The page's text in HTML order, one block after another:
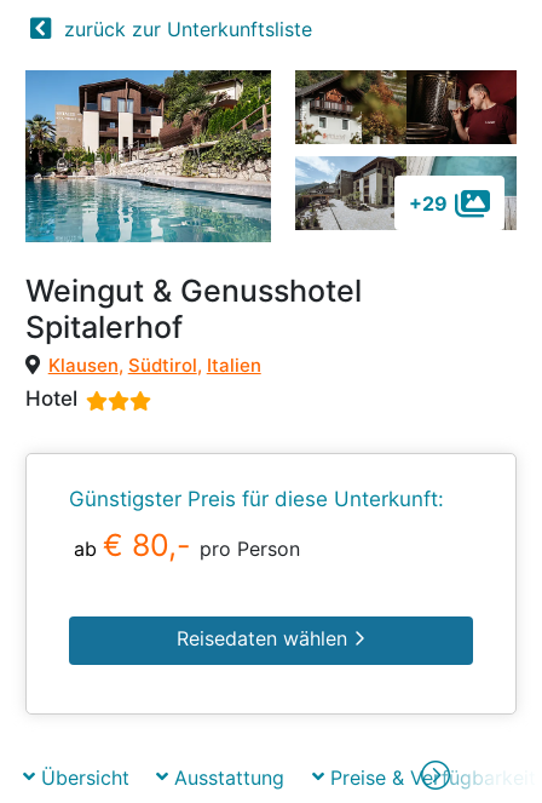
zurück zur Unterkunftsliste
+29
Weingut & Genusshotel
Spitalerhof
Klausen, Südtirol, Italien
Hotel
Günstigster Preis für diese Unterkunft:
ab € 80,- pro Person
Reisedaten wählen
Übersicht Ausstattung Preise & Verfügbarkeit